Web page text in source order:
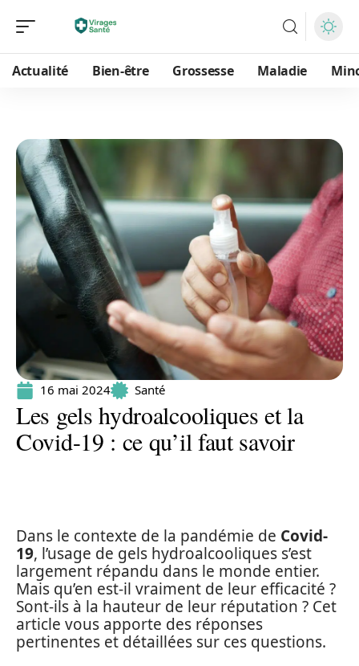
Actualité Bien-être Grossesse Maladie
16 mai 2024 Santé
Les gels hydroalcooliques et la
Covid-19 : ce qu’il faut savoir
Dans le contexte de la pandémie de Covid-
19, l’usage de gels hydroalcooliques s’est
largement répandu dans le monde entier.
Mais qu’en est-il vraiment de leur efficacité ?
Sont-ils à la hauteur de leur réputation ? Cet
article vous apporte des réponses
pertinentes et détaillées sur ces questions.